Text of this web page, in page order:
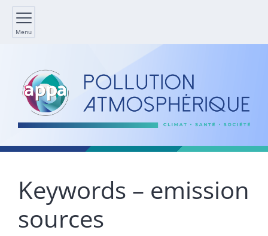
Menu
Keywords – emission
sources